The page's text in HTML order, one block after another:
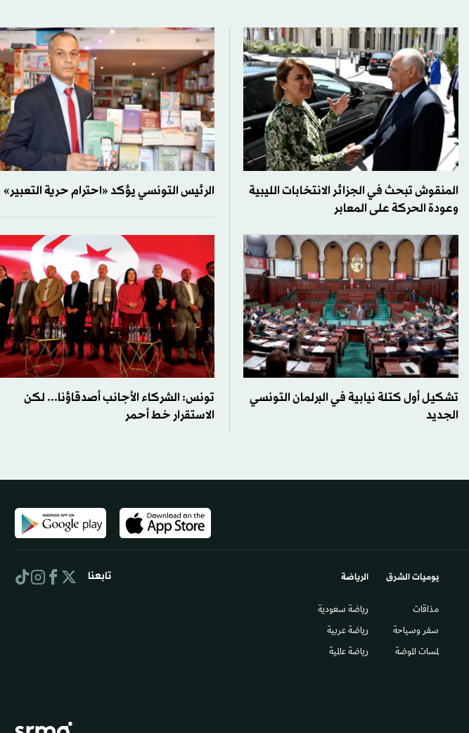
المنقوش تبحث في الجزائر الانتخابات الليبية
وعودة الحركة على المعابر
الرئيس التونسي يؤكد «احترام حرية التعبير»
تشكيل أول كتلة نيابية في البرلمان التونسي
الجديد
تونس: الشركاء الأجانب أصدقاؤنا... لكن
الاستقرار خط أحمر
يوميات الشرق​
مذاقات
سفر وسياحة
لمسات الموضة
الرياضة
رياضة سعودية
رياضة عربية
رياضة عالمية
تابعنا